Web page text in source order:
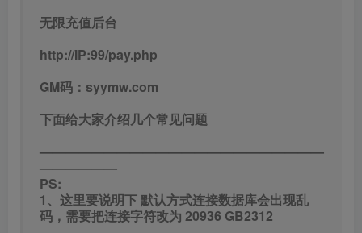
无限充值后台
http://IP:99/pay.php
GM码：syymw.com
下面给大家介绍几个常见问题
——————————————————————
——————
PS:
1、这里要说明下 默认方式连接数据库会出现乱
码，需要把连接字符改为 20936 GB2312